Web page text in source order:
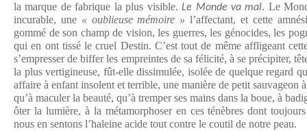
la marque de fabrique la plus visible.Le Monde va mal. Le
incurable, une « oublieuse mémoire » l’affectant, et cette
gommé de son champ de vision, les guerres, les génocides, les
qui en ont tissé le cruel Destin. C’est tout de même affligeant
s’empresser de biffer les empreintes de sa félicité, à se précipiter,
la plus vertigineuse, fût-elle dissimulée, isolée de quelque regard
affaire à enfant insolent et terrible, une manière de petit sauvageon
qu’à maculer la beauté, qu’à tremper ses mains dans la boue, à
ôter la lumière, à la métamorphoser en ces ténèbres dont
nous en sentons l’haleine acide tout contre le coutil de notre peau.